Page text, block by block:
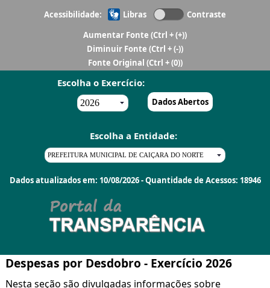
Acessibilidade: Libras
Contraste
Aumentar Fonte (Ctrl + (+))
Diminuir Fonte (Ctrl + (-))
Fonte Original (Ctrl + (0))
Escolha o Exercício:
Dados Abertos
Escolha a Entidade:
Dados atualizados em: 10/08/2026 - Quantidade de Acessos: 18946